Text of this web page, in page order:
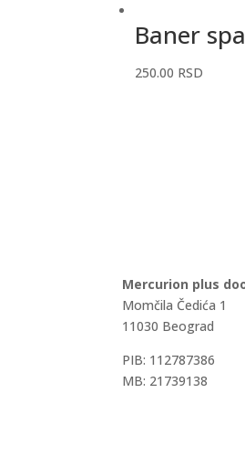
Baner
250.00 RSD
Mercurion plus
Momčila Čedića 1
11030 Beograd
PIB: 112787386
MB: 21739138